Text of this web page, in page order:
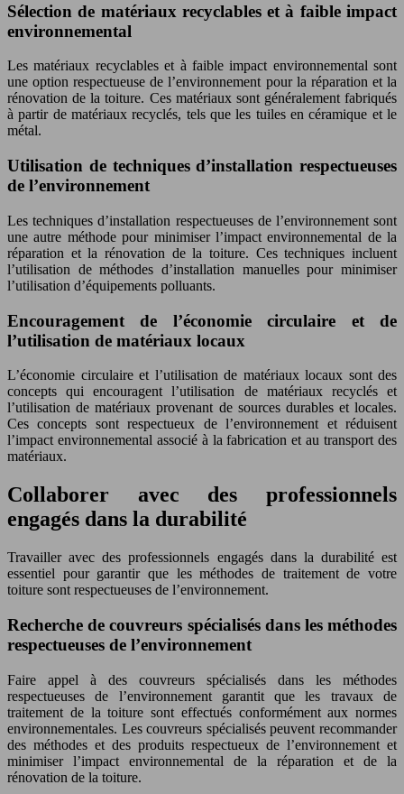
Sélection de matériaux recyclables et à faible impact
environnemental
Les matériaux recyclables et à faible impact environnemental sont
une option respectueuse de l’environnement pour la réparation et la
rénovation de la toiture. Ces matériaux sont généralement fabriqués
à partir de matériaux recyclés, tels que les tuiles en céramique et le
métal.
Utilisation de techniques d’installation respectueuses
de l’environnement
Les techniques d’installation respectueuses de l’environnement sont
une autre méthode pour minimiser l’impact environnemental de la
réparation et la rénovation de la toiture. Ces techniques incluent
l’utilisation de méthodes d’installation manuelles pour minimiser
l’utilisation d’équipements polluants.
Encouragement de l’économie circulaire et de
l’utilisation de matériaux locaux
L’économie circulaire et l’utilisation de matériaux locaux sont des
concepts qui encouragent l’utilisation de matériaux recyclés et
l’utilisation de matériaux provenant de sources durables et locales.
Ces concepts sont respectueux de l’environnement et réduisent
l’impact environnemental associé à la fabrication et au transport des
matériaux.
Collaborer avec des professionnels
engagés dans la durabilité
Travailler avec des professionnels engagés dans la durabilité est
essentiel pour garantir que les méthodes de traitement de votre
toiture sont respectueuses de l’environnement.
Recherche de couvreurs spécialisés dans les méthodes
respectueuses de l’environnement
Faire appel à des couvreurs spécialisés dans les méthodes
respectueuses de l’environnement garantit que les travaux de
traitement de la toiture sont effectués conformément aux normes
environnementales. Les couvreurs spécialisés peuvent recommander
des méthodes et des produits respectueux de l’environnement et
minimiser l’impact environnemental de la réparation et de la
rénovation de la toiture.